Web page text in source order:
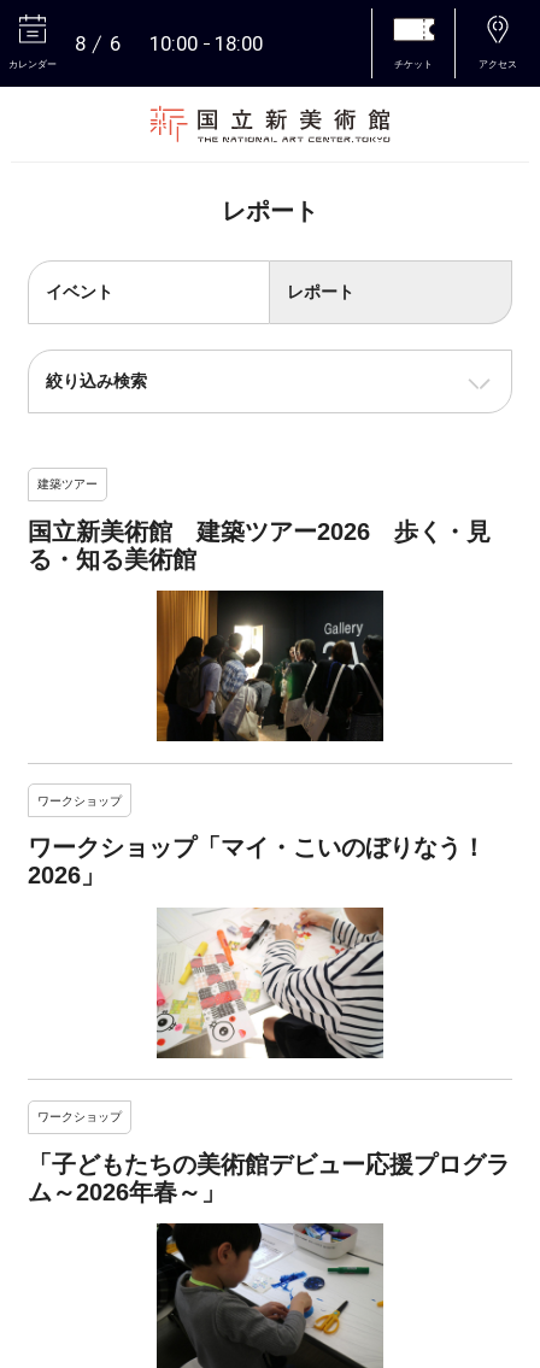
カレンダー
8 6 10:00 18:00
チケット アクセス
レポート
イベント レポート
絞り込み検索
建築ツアー
国立新美術館 建築ツアー2026 歩く・見
る・知る美術館
ワークショップ
ワークショップ「マイ・こいのぼりなう！
2026」
ワークショップ
「子どもたちの美術館デビュー応援プログラ
ム～2026年春～」